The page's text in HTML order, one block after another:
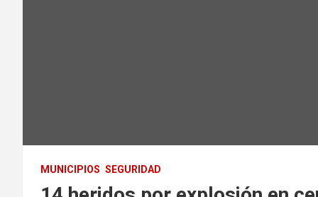
MUNICIPIOS SEGURIDAD